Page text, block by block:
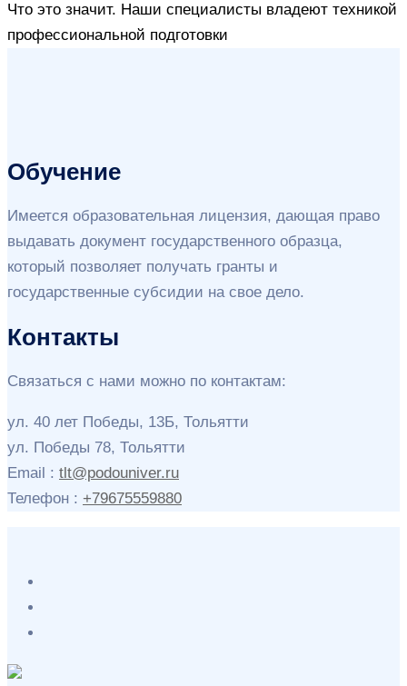
Что это значит. Наши специалисты владеют техникой
профессиональной подготовки
Обучение
Имеется образовательная лицензия, дающая право
выдавать документ государственного образца,
который позволяет получать гранты и
государственные субсидии на свое дело.
Контакты
Связаться с нами можно по контактам:
ул. 40 лет Победы, 13Б, Тольятти
ул. Победы 78, Тольятти
Email : tlt@podouniver.ru
Телефон : +79675559880